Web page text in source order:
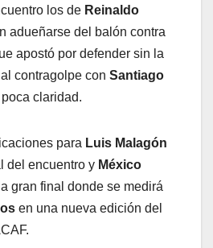
los de Reinaldo
adueñarse del balón contra
apostó por defender sin la
contragolpe con Santiago
claridad.
para Luis Malagón
del encuentro y México
gran final donde se medirá
en una nueva edición del